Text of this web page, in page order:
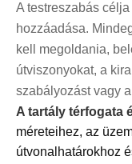
A testreszabás
hozzáadása.
kell megoldania,
útviszonyokat, a
szabályozást vagy
A tartály térfogata
méreteihez, az
útvonalhatárokhoz